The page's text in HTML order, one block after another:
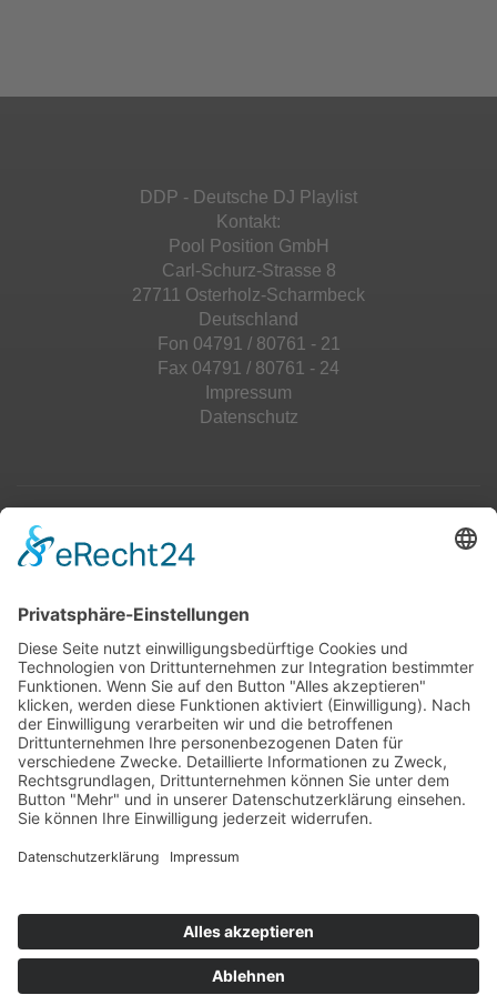
Usercentrics Consent
Management Platform&eRecht24
DDP - Deutsche DJ Playlist
Kontakt:
Pool Position GmbH
Carl-Schurz-Strasse 8
27711 Osterholz-Scharmbeck
Deutschland
Fon 04791 / 80761 - 21
Fax 04791 / 80761 - 24
Impressum
Datenschutz
Jahrescharts
Top 100
Hot 50
Top Neueinsteiger
Highscores
DJ-Promo buchen